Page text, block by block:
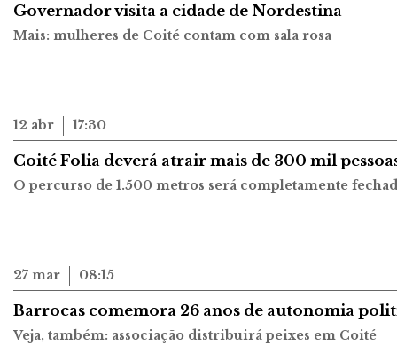
Governador visita a cidade de Nordestina
Mais: mulheres de Coité contam com sala rosa
12 abr 17:30
Coité Folia deverá atrair mais de 300 mil
O percurso de 1.500 metros será completamente
27 mar 08:15
Barrocas comemora 26 anos de autonomia
Veja, também: associação distribuirá peixes em Coité